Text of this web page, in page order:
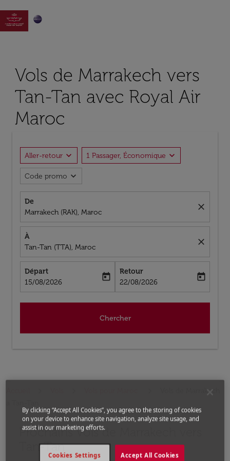

Vols de Marrakech vers
Tan-Tan avec Royal Air
Maroc
Aller-retour expand_more 1 Passager, Économique expand_more
Code promo expand_more
De
Marrakech (RAK), Maroc
close
À
Tan-Tan (TTA), Maroc
close
Départ
fc-booking-departure-date-aria-label
15/08/2026
today
Retour
fc-booking-return-date-aria-label
22/08/2026
today
Chercher
Vols de Marrakech
Prochains Vols de Marrakech vers
Tan-Tan
Aucun tarif trouvé pour les options populaires
By clicking “Accept All Cookies”, you agree to the storing of cookies
on your device to enhance site navigation, analyze site usage, and
assist in our marketing efforts.
Accept All Cookies
Cookies Settings